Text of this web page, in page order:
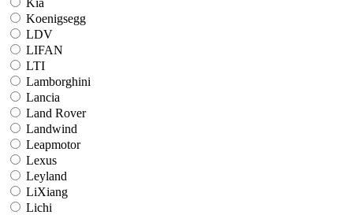
Koenigsegg
LDV
LIFAN
LTI
Lamborghini
Lancia
Land Rover
Landwind
Leapmotor
Lexus
Leyland
LiXiang
Lichi